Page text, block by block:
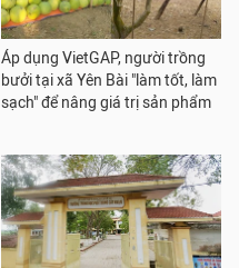
Áp dụng VietGAP, người trồng
bưởi tại xã Yên Bài "làm tốt, làm
sạch" để nâng giá trị sản phẩm